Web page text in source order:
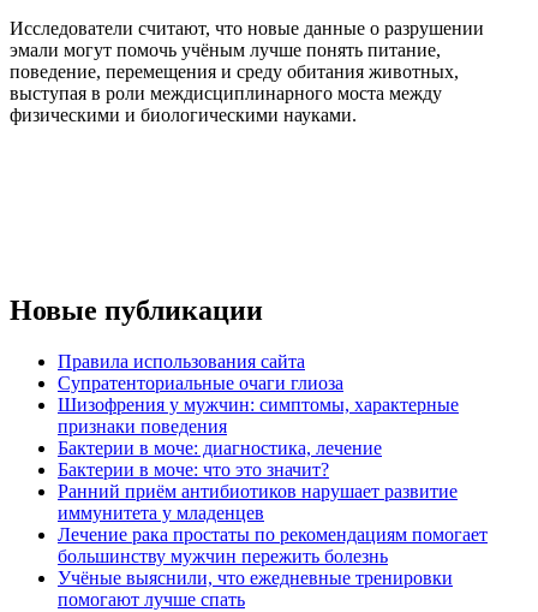
Исследователи считают, что новые данные о разрушении
эмали могут помочь учёным лучше понять питание,
поведение, перемещения и среду обитания животных,
выступая в роли междисциплинарного моста между
физическими и биологическими науками.
Новые публикации
Правила использования сайта
Супратенториальные очаги глиоза
Шизофрения у мужчин: симптомы, характерные
признаки поведения
Бактерии в моче: диагностика, лечение
Бактерии в моче: что это значит?
Ранний приём антибиотиков нарушает развитие
иммунитета у младенцев
Лечение рака простаты по рекомендациям помогает
большинству мужчин пережить болезнь
Учёные выяснили, что ежедневные тренировки
помогают лучше спать